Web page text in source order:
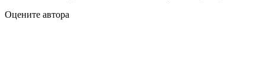
Оцените автора